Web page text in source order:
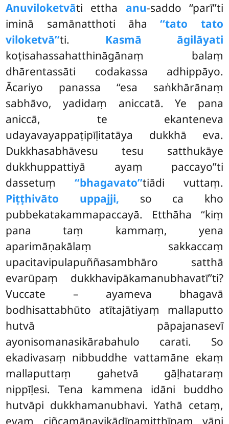
Anuviloketvāti ettha anu-saddo ‘‘parī’’ti
iminā samānatthoti āha‘‘tato tato
viloketvā’’ti. Kasmā āgilāyati
koṭisahassahatthināgānaṃ balaṃ
dhārentassāti codakassa adhippāyo.
Ācariyo panassa ‘‘esa saṅkhārānaṃ
sabhāvo, yadidaṃ aniccatā. Ye pana
aniccā, te ekanteneva
udayavayappaṭipīḷitatāya dukkhā eva.
Dukkhasabhāvesu tesu satthukāye
dukkhuppattiyā ayaṃ paccayo’’ti
dassetuṃ ‘‘bhagavato’’tiādi vuttaṃ.
Piṭṭhivāto uppajji, so ca kho
pubbekatakammapaccayā. Etthāha ‘‘kiṃ
pana taṃ kammaṃ, yena
aparimāṇakālaṃ sakkaccaṃ
upacitavipulapuññasambhāro satthā
evarūpaṃ dukkhavipākamanubhavatī’’ti?
Vuccate – ayameva bhagavā
bodhisattabhūto atītajātiyaṃ mallaputto
hutvā pāpajanasevī
ayonisomanasikārabahulo carati. So
ekadivasaṃ nibbuddhe vattamāne ekaṃ
mallaputtaṃ gahetvā gāḷhataraṃ
nippīḷesi. Tena kammena idāni buddho
hutvāpi dukkhamanubhavi. Yathā cetaṃ,